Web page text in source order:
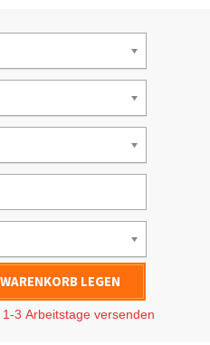
LEGEN
3 Arbeitstage versenden